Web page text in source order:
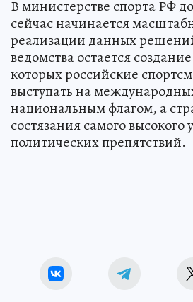
В министерстве спорта РФ
сейчас начинается
реализации данных
ведомства остается
которых российские
выступать на
национальным флагом, а
состязания самого высокого
политических препятствий.